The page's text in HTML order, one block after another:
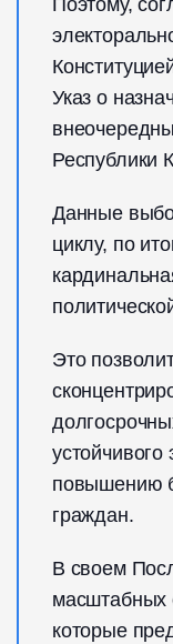
Поэтому,
Указ о
Республики
Данные
циклу, по
Это
устойчивого
повышению
граждан.
В своем
масштабных
которые